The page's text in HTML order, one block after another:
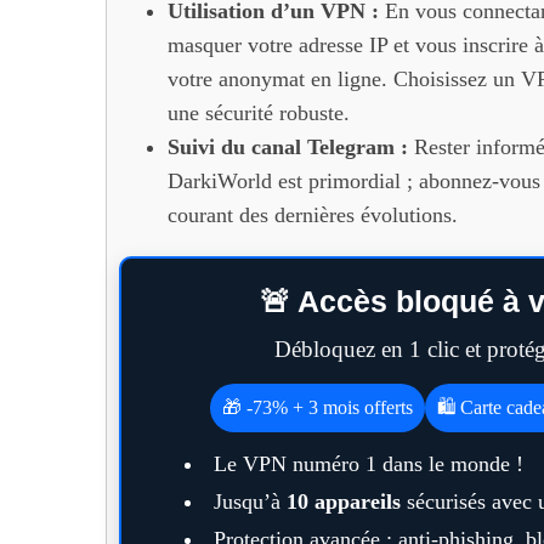
Utilisation d’un VPN : En vous
masquer votre adresse IP et vous inscrire
votre anonymat en ligne. Choisissez un
une sécurité robuste.
Suivi du canal Telegram : Rester
DarkiWorld est primordial ; abonnez-
courant des dernières évolutions.
🚨 Accès bloqué à
Débloquez en 1 clic et
🎁 -73% + 3 mois offerts 🛍️ Carte
Le VPN numéro 1 dans le monde !
Jusqu’à 10 appareils sécurisés avec
Protection avancée : anti-phishing,